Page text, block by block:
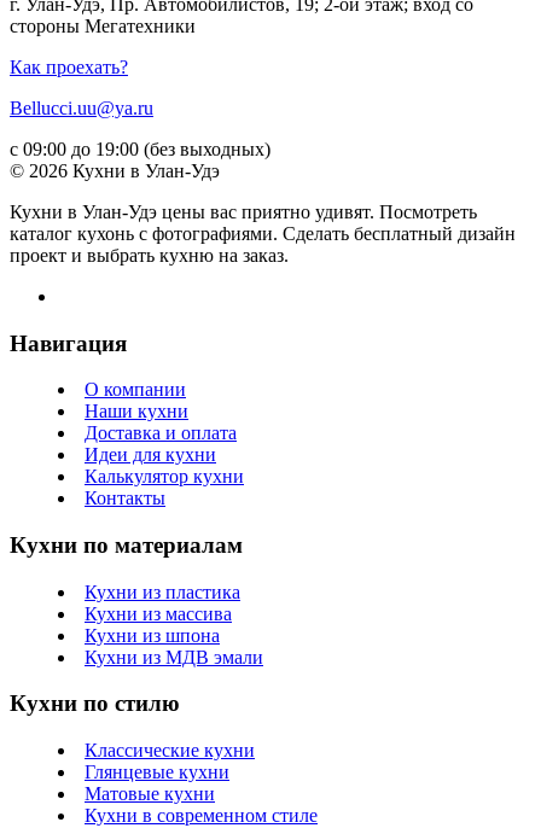
стороны Мегатехники
Как проехать?
Bellucci.uu@ya.ru
с 09:00 до 19:00 (без выходных)
© 2026 Кухни в Улан-Удэ
Кухни в Улан-Удэ цены вас приятно удивят. Посмотреть
каталог кухонь с фотографиями. Сделать бесплатный дизайн
проект и выбрать кухню на заказ.
Навигация
О компании
Наши кухни
Доставка и оплата
Идеи для кухни
Калькулятор кухни
Контакты
Кухни по материалам
Кухни из пластика
Кухни из массива
Кухни из шпона
Кухни из МДВ эмали
Кухни по стилю
Классические кухни
Глянцевые кухни
Матовые кухни
Кухни в современном стиле